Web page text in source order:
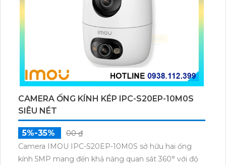
CAMERA ỐNG KÍNH KÉP IPC-S20EP-10M0S
SIÊU NÉT
5%-35%
00 ₫
Camera IMOU IPC-S20EP-10M0S sở hữu hai ống
kính 5MP mang đến khả năng quan sát 360° với độ